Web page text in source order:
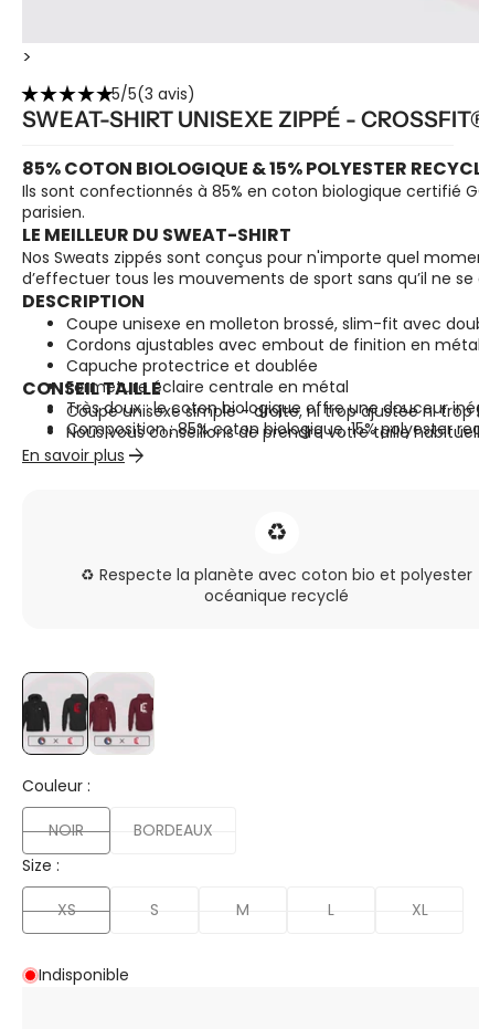
>
star_ratestar_ratestar_ratestar_ratestar_rate5/5(3 avis)
SWEAT-SHIRT UNISEXE ZIPPÉ -
85% COTON BIOLOGIQUE & 15% POLYESTER
Ils sont confectionnés à 85% en coton biologique certifié
parisien.
LE MEILLEUR DU SWEAT-SHIRT
Nos Sweats zippés sont conçus pour n'importe quel
d’effectuer tous les mouvements de sport sans qu’il ne
DESCRIPTION
Coupe unisexe en molleton brossé, slim-fit avec
Cordons ajustables avec embout de finition en métal
Capuche protectrice et doublée
Fermeture éclaire centrale en métal
Très doux : le coton biologique offre une douceur
Composition : 85% coton biologique, 15% polyester
CONSEIL TAILLE
Coupe unisexe simple - droite, ni trop ajustée ni trop
Nous vous conseillons de prendre votre taille
En savoir plus arrow_forward
♻️
♻️ Respecte la planète avec coton bio et polyester
océanique recyclé
Couleur :
NOIR
BORDEAUX
Size :
XS
S M L XL
Indisponible